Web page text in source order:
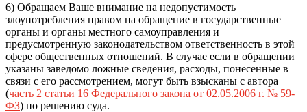
6) Обращаем Ваше внимание на недопустимость
злоупотребления правом на обращение в государственные
органы и органы местного самоуправления и
предусмотренную законодательством ответственность в этой
сфере общественных отношений. В случае если в обращении
указаны заведомо ложные сведения, расходы, понесенные в
связи с его рассмотрением, могут быть взысканы с автора
(часть 2 статьи 16 Федерального закона от 02.05.2006 г. № 59-
ФЗ) по решению суда.